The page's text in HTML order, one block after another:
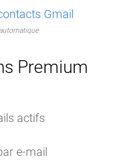
Gmail
Premium
actifs
e-mail